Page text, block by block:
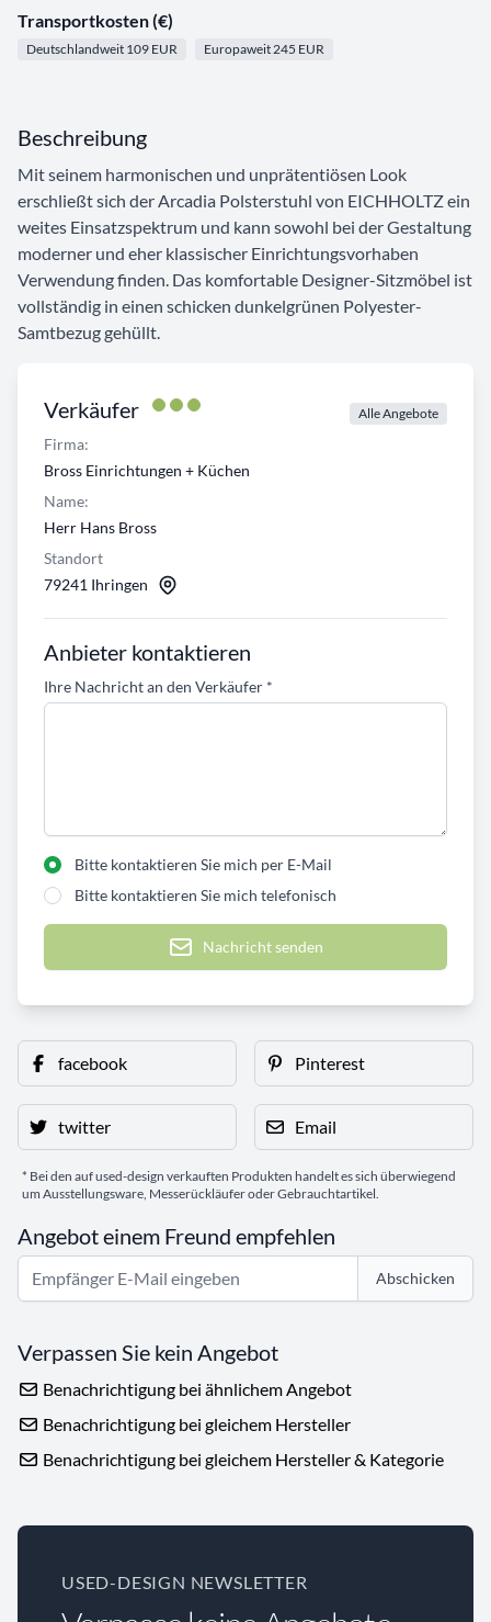
Transportkosten (€)
Deutschlandweit 109 EUR Europaweit 245 EUR
Verkäufer Alle Angebote
Firma:
Bross Einrichtungen + Küchen
Name:
Herr Hans Bross
Standort
79241 Ihringen
Anbieter kontaktieren
Ihre Nachricht an den Verkäufer *
Bitte kontaktieren Sie mich per E-Mail
Bitte kontaktieren Sie mich telefonisch
Nachricht senden
Beschreibung
Mit seinem harmonischen und unprätentiösen Look
erschließt sich der Arcadia Polsterstuhl von EICHHOLTZ ein
weites Einsatzspektrum und kann sowohl bei der Gestaltung
moderner und eher klassischer Einrichtungsvorhaben
Verwendung finden. Das komfortable Designer-Sitzmöbel ist
vollständig in einen schicken dunkelgrünen Polyester-
Samtbezug gehüllt.
facebook Pinterest
twitter Email
* Bei den auf used-design verkauften Produkten handelt es sich überwiegend
um Ausstellungsware, Messerückläufer oder Gebrauchtartikel.
Angebot einem Freund empfehlen
Abschicken
Verpassen Sie kein Angebot
Benachrichtigung bei ähnlichem Angebot
Benachrichtigung bei gleichem Hersteller
Benachrichtigung bei gleichem Hersteller & Kategorie
USED-DESIGN NEWSLETTER